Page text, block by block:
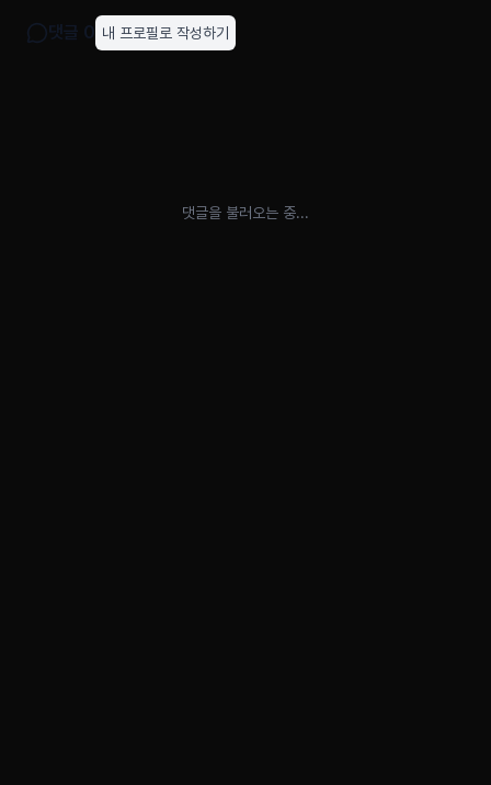
댓글 0 내 프로필로 작성하기
댓글을 불러오는 중...